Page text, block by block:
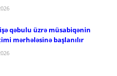
qəbulu üzrə müsabiqənin
mərhələsinə başlanılır